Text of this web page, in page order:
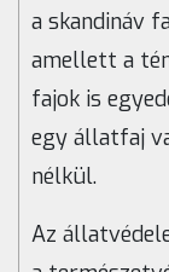
a skandináv
amellett a
fajok is
egy állatfaj
nélkül.
Az